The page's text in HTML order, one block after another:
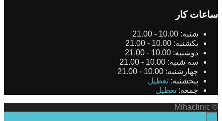
ساعات کار
شنبه: 10.00 - 21.00
یکشنبه: 10.00 - 21.00
دوشنبه: 10.00 - 21.00
سه شنبه: 10.00 - 21.00
چهارشنبه: 10.00 - 21.00
پنجشنبه: تعطیل
جمعه: تعطیل
© Mihaclinic